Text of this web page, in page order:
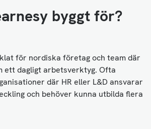
byggt för?
för nordiska företag och team där
ett dagligt arbetsverktyg. Ofta
där HR eller L&D ansvarar
och behöver kunna utbilda flera